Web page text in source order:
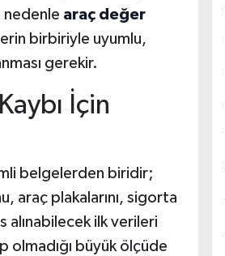
nedenle araç değer
birbiriyle uyumlu,
gerekir.
İçin
belgelerden biridir;
araç plakalarını, sigorta
ilk verileri
olmadığı büyük ölçüde